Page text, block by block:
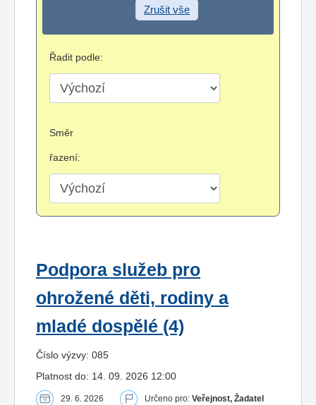
Zrušit vše
Řadit podle:
Směr
řazení:
Podpora služeb pro
ohrožené děti, rodiny a
mladé dospělé (4)
Číslo výzvy: 085
Platnost do: 14. 09. 2026 12:00
29. 6. 2026 Určeno pro: Veřejnost, Žadatel